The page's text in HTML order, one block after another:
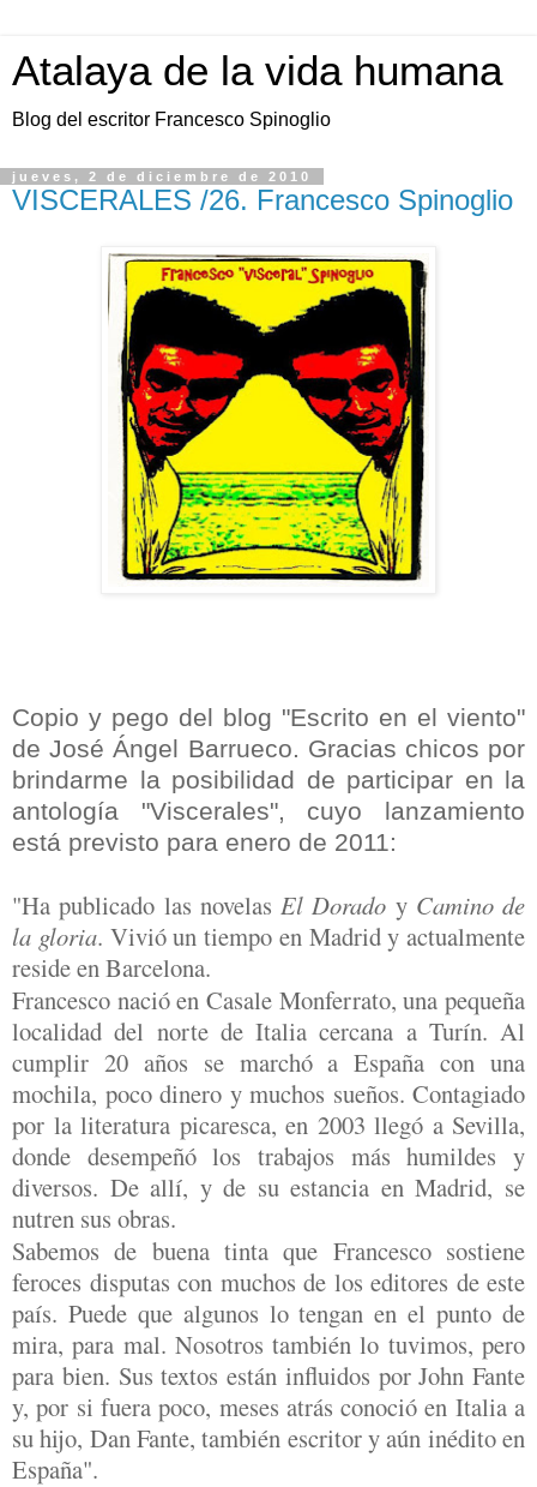
Atalaya de la vida humana
Blog del escritor Francesco Spinoglio
jueves, 2 de diciembre de 2010
VISCERALES /26. Francesco Spinoglio
Copio y pego del blog "Escrito en el viento"
de José Ángel Barrueco. Gracias chicos por
brindarme la posibilidad de participar en la
antología "Viscerales", cuyo lanzamiento
está previsto para enero de 2011:
"Ha publicado las novelas El Dorado y Camino de
la gloria. Vivió un tiempo en Madrid y actualmente
reside en Barcelona.
Francesco nació en Casale Monferrato, una pequeña
localidad del norte de Italia cercana a Turín. Al
cumplir 20 años se marchó a España con una
mochila, poco dinero y muchos sueños. Contagiado
por la literatura picaresca, en 2003 llegó a Sevilla,
donde desempeñó los trabajos más humildes y
diversos. De allí, y de su estancia en Madrid, se
nutren sus obras.
Sabemos de buena tinta que Francesco sostiene
feroces disputas con muchos de los editores de este
país. Puede que algunos lo tengan en el punto de
mira, para mal. Nosotros también lo tuvimos, pero
para bien. Sus textos están influidos por John Fante
y, por si fuera poco, meses atrás conoció en Italia a
su hijo, Dan Fante, también escritor y aún inédito en
España".